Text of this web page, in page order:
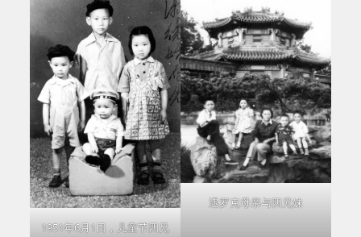
1951年6月1日，儿童节四兄
遇罗克母亲与四兄妹